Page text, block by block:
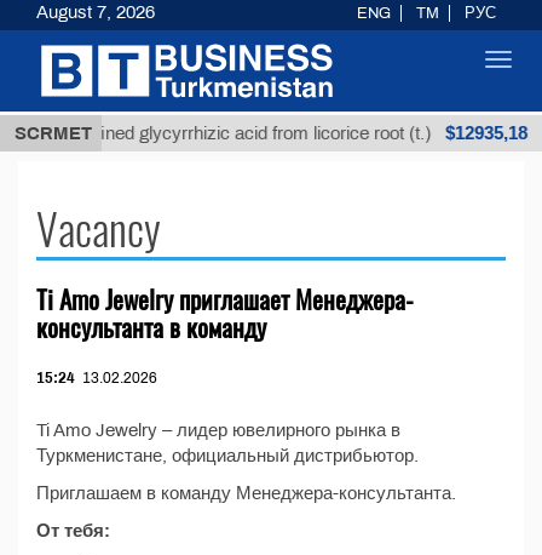
SCRMET
Unrefined glycyrrhizic acid from licorice root (t.) $12935,18
Vacancy
Ti Amo Jewelry приглашает Менеджера-
консультанта в команду
15:24 13.02.2026
Ti Amo Jewelry – лидер ювелирного рынка в
Туркменистане, официальный дистрибьютор.
Приглашаем в команду Менеджера-консультанта.
От тебя:
August 7, 2026 ENG TM РУС